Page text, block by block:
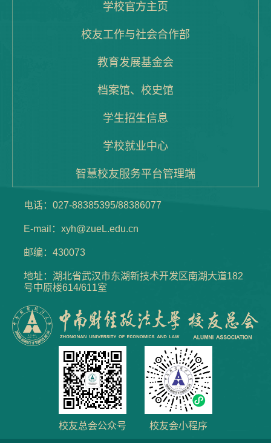
学校官方主页
校友工作与社会合作部
教育发展基金会
档案馆、校史馆
学生招生信息
学校就业中心
智慧校友服务平台管理端
电话：027-88385395/88386077
E-mail：xyh@zueL.edu.cn
邮编：430073
地址：湖北省武汉市东湖新技术开发区南湖大道182
号中原楼614/611室
校友总会公众号 校友会小程序